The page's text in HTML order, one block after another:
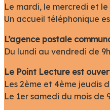
Le mardi, le mercredi et
Un accueil téléphonique
L’agence postale
Du lundi au vendredi de
Le Point Lecture est
Les 2ème et 4ème jeudis
Le 1er samedi du mois de